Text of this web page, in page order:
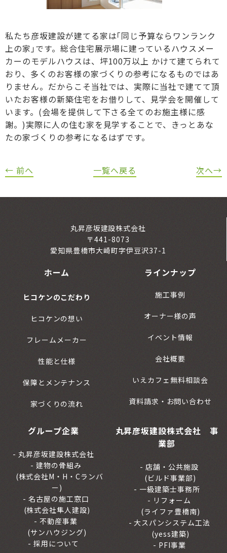
私たち彦坂建設が建てる家は｢同じ予算ならワンランク
上の家｣です。総合住宅展示場に建っているハウスメー
カーのモデルハウスは、坪100万以上 かけて建てられて
おり、多くのお客様の家づくりの参考になるものではあ
りません。だからこそ当社では、実際に当社で建てて頂
いたお客様の新築住宅をお借りして、見学会を開催して
います。(会場を提供して下さる全てのお施主様に感
謝。)実際に人の住む家を見学することで、きっとあな
たの家づくりの参考になるはずです。
← 前へ 一覧へ戻る 次へ→
丸昇彦坂建設株式会社
〒441-8073
愛知県豊橋市大崎町字伊豆沢37-1
ホーム
ヒコケンのこだわり
ヒコケンの想い
フレームメーカー
性能と仕様
保障とメンテナンス
家づくりの流れ
ラインナップ
施工事例
オーナー様の声
イベント情報
会社概要
いえカフェ無料相談会
資料請求・お問い合わせ
グループ企業
丸昇彦坂建設株式会社
建物の骨組み
(株式会社M・H・Cランバ
ー)
名古屋の施工窓口
(株式会社隼人建設)
不動産事業
(サンハウジング)
採用について
丸昇彦坂建設株式会社 事
業部
店舗・公共施設
(ビルド事業部)
一級建築士事務所
リフォーム
(ライファ豊橋南)
大スパンシステム工法
(yess建築)
PFI事業